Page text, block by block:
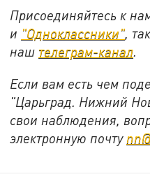
Присоединяйтесь к
и "Одноклассники",
наш телеграм-канал.
Если вам есть чем
"Царьград. Нижний
свои наблюдения,
электронную почту